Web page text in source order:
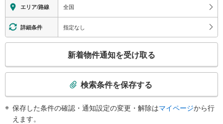
エリア/路線 全国
詳細条件 指定なし
検
新着物件通知を受け取る
検索条件を保存する
保存した条件の確認・通知設定の変更・解除はマイページから行
えます。